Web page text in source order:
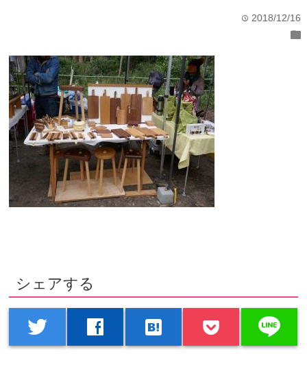
time 2018/12/16
folder
シェアする
twitter facebook hatenabookmark line